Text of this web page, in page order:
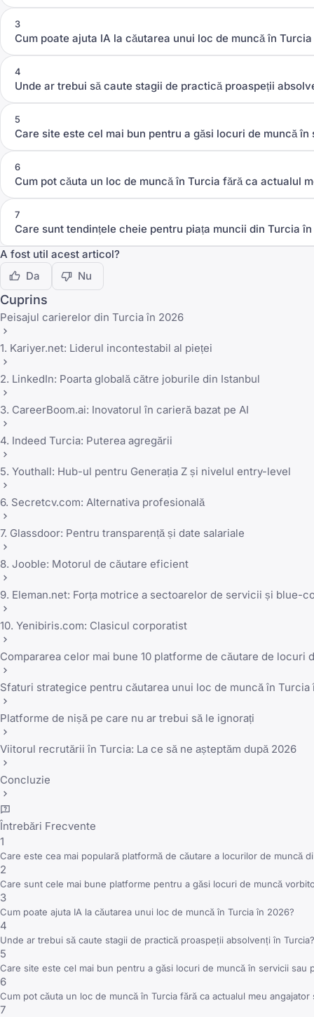
3
Cum poate ajuta IA la căutarea unui loc de muncă în
4
Unde ar trebui să caute stagii de practică proaspeții
5
Care site este cel mai bun pentru a găsi locuri de muncă
6
Cum pot căuta un loc de muncă în Turcia fără ca actualul
7
Care sunt tendințele cheie pentru piața muncii din Turcia
A fost util acest articol?
Da
Nu
Cuprins
Peisajul carierelor din Turcia în 2026
1. Kariyer.net: Liderul incontestabil al pieței
2. LinkedIn: Poarta globală către joburile din Istanbul
3. CareerBoom.ai: Inovatorul în carieră bazat pe AI
4. Indeed Turcia: Puterea agregării
5. Youthall: Hub-ul pentru Generația Z și nivelul entry-level
6. Secretcv.com: Alternativa profesională
7. Glassdoor: Pentru transparență și date salariale
8. Jooble: Motorul de căutare eficient
9. Eleman.net: Forța motrice a sectoarelor de servicii și blue-
10. Yenibiris.com: Clasicul corporatist
Compararea celor mai bune 10 platforme de căutare de locuri
Sfaturi strategice pentru căutarea unui loc de muncă în Turcia
Platforme de nișă pe care nu ar trebui să le ignorați
Viitorul recrutării în Turcia: La ce să ne așteptăm după 2026
Concluzie
Întrebări Frecvente
1
Care este cea mai populară platformă de căutare a locurilor de muncă
2
Care sunt cele mai bune platforme pentru a găsi locuri de muncă
3
Cum poate ajuta IA la căutarea unui loc de muncă în Turcia în 2026?
4
Unde ar trebui să caute stagii de practică proaspeții absolvenți în Turcia?
5
Care site este cel mai bun pentru a găsi locuri de muncă în servicii sau
6
Cum pot căuta un loc de muncă în Turcia fără ca actualul meu angajator
7